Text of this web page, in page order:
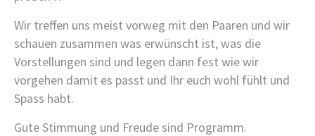
ZEITEN / PREISE
ZEITEN
PREISE
KONTAKT
GALERIE
Wir treffen uns meist vorweg mit den Paaren und wir
schauen zusammen was erwünscht ist, was die
Vorstellungen sind und legen dann fest wie wir
vorgehen damit es passt und Ihr euch wohl fühlt und
Spass habt.
Gute Stimmung und Freude sind Programm.